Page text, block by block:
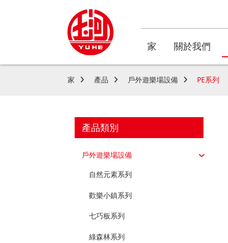
家 關於我們
家 產品 戶外遊樂場設備 PE系列
產品類別
戶外遊樂場設備
自然元素系列
歡樂小鎮系列
七巧板系列
綠森林系列